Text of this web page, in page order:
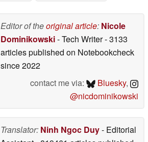
Editor of theoriginal article: Nicole
Dominikowski- Tech Writer- 3133
articles published on Notebookcheck
since 2022
contact me via:
Bluesky,
@nicdominikowski
Translator: Ninh Ngoc Duy- Editorial